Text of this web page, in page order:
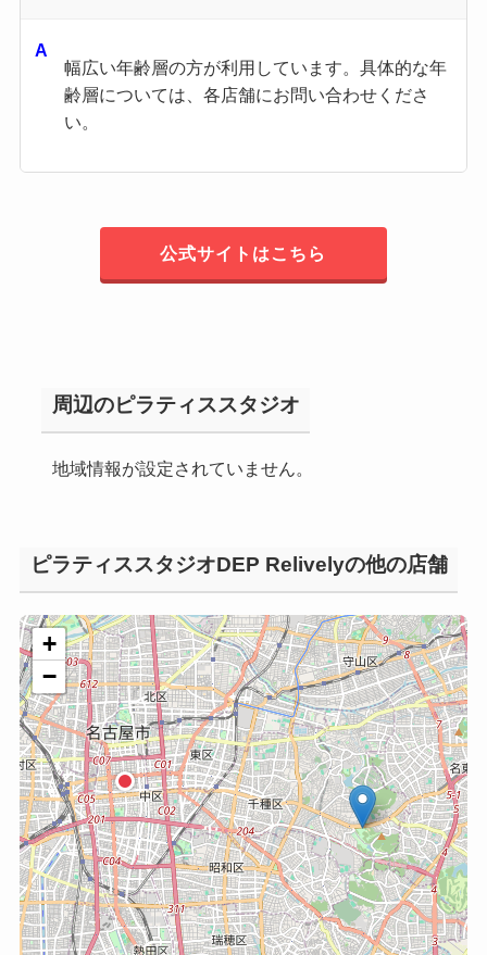
幅広い年齢層の方が利用しています。具体的な年
齢層については、各店舗にお問い合わせくださ
い。​
公式サイトはこちら
周辺のピラティススタジオ
地域情報が設定されていません。
ピラティススタジオDEP Relivelyの他の店舗
+
−